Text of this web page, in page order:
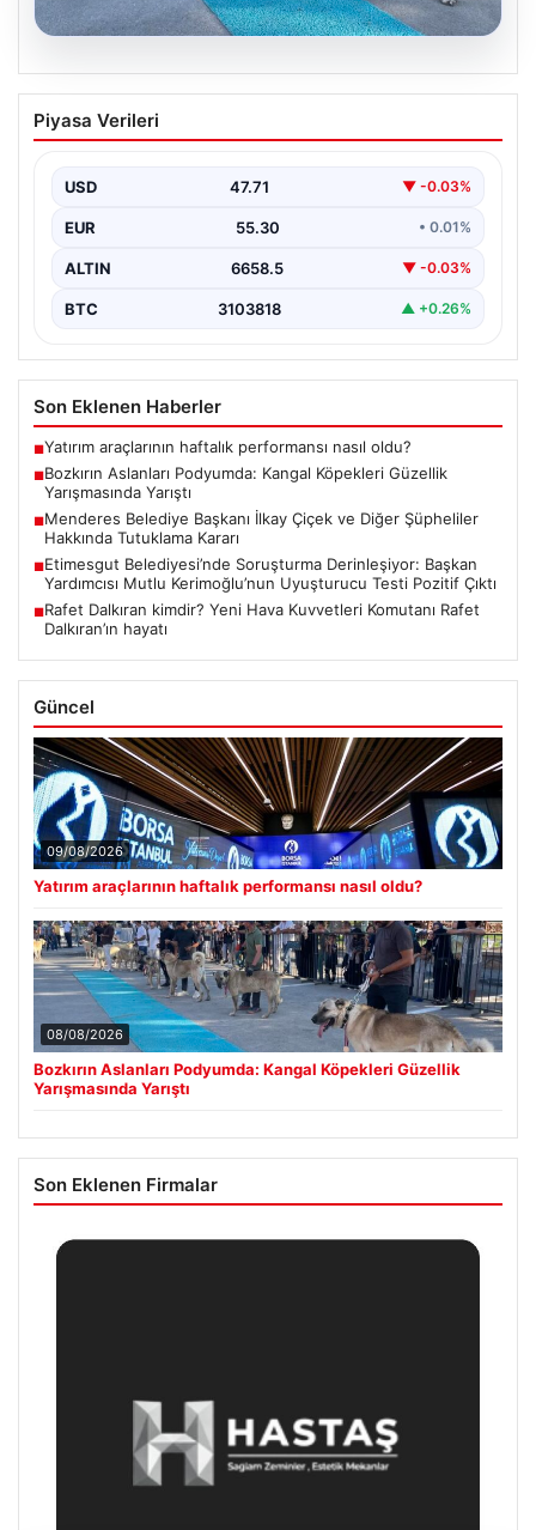
Bozkırın Aslanları Podyumda: Kangal
Köpekleri Güzellik Yarışmasında Yarıştı
Çoban Köpekleri ve Anadolu Çoban Köpekleri Irk
Standartları…
Piyasa Verileri
USD 47.71 ▼ -0.03%
EUR 55.30 • 0.01%
ALTIN 6658.5 ▼ -0.03%
BTC 3103818 ▲ +0.26%
Son Eklenen Haberler
■Yatırım araçlarının haftalık performansı nasıl oldu?
■Bozkırın Aslanları Podyumda: Kangal Köpekleri Güzellik
Yarışmasında Yarıştı
■Menderes Belediye Başkanı İlkay Çiçek ve Diğer Şüpheliler
Hakkında Tutuklama Kararı
■Etimesgut Belediyesi’nde Soruşturma Derinleşiyor: Başkan
Yardımcısı Mutlu Kerimoğlu’nun Uyuşturucu Testi Pozitif Çıktı
■Rafet Dalkıran kimdir? Yeni Hava Kuvvetleri Komutanı Rafet
Dalkıran’ın hayatı
Güncel
09/08/2026
Yatırım araçlarının haftalık performansı nasıl oldu?
08/08/2026
Bozkırın Aslanları Podyumda: Kangal Köpekleri Güzellik
Yarışmasında Yarıştı
Son Eklenen Firmalar